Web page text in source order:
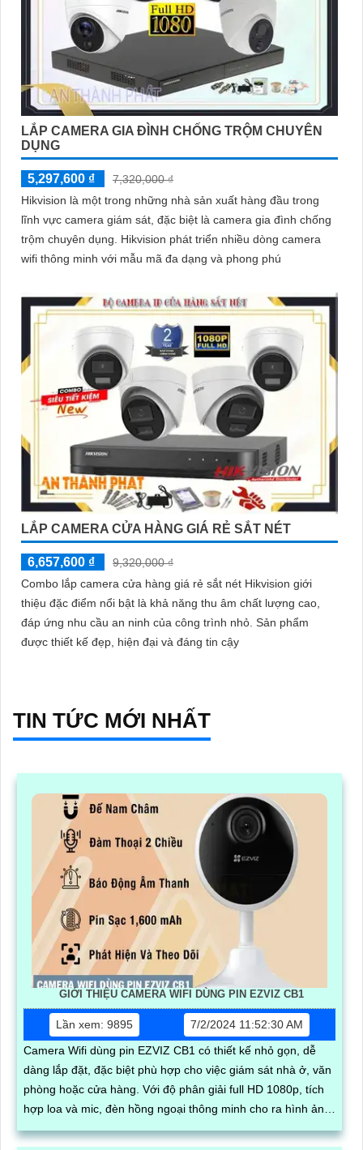
LẮP CAMERA GIA ĐÌNH CHỐNG TRỘM CHUYÊN
DỤNG
5,297,600 ₫
7,320,000 ₫
Hikvision là một trong những nhà sản xuất hàng đầu trong
lĩnh vực camera giám sát, đặc biệt là camera gia đình chống
trộm chuyên dụng. Hikvision phát triển nhiều dòng camera
wifi thông minh với mẫu mã đa dạng và phong phú
LẮP CAMERA CỬA HÀNG GIÁ RẺ SẮT NÉT
6,657,600 ₫
9,320,000 ₫
Combo lắp camera cửa hàng giá rẻ sắt nét Hikvision giới
thiệu đặc điểm nổi bật là khả năng thu âm chất lượng cao,
đáp ứng nhu cầu an ninh của công trình nhỏ. Sản phẩm
được thiết kế đẹp, hiện đại và đáng tin cậy
TIN TỨC MỚI NHẤT
GIỚI THIỆU CAMERA WIFI DÙNG PIN EZVIZ CB1
Lần xem: 9895
7/2/2024 11:52:30 AM
Camera Wifi dùng pin EZVIZ CB1 có thiết kế nhỏ gọn, dễ
dàng lắp đặt, đặc biệt phù hợp cho việc giám sát nhà ở, văn
phòng hoặc cửa hàng. Với độ phân giải full HD 1080p, tích
hợp loa và mic, đèn hồng ngoại thông minh cho ra hình ảnh
chất lượng ban đêm